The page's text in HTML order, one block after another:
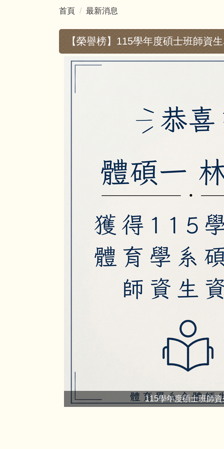
首頁 最新消息
【榮譽榜】115學年度碩士班師資
115學年度碩士班師資